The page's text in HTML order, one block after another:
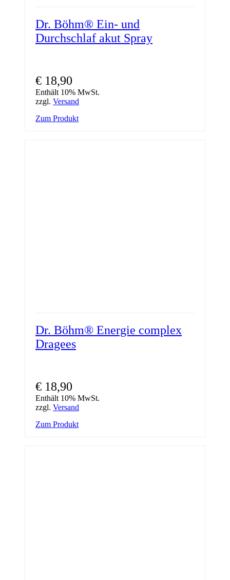
Dr. Böhm® Ein- und
Durchschlaf akut Spray
€ 18,90
Enthält 10% MwSt.
zzgl. Versand
Zum Produkt
Dr. Böhm® Energie complex
Dragees
€ 18,90
Enthält 10% MwSt.
zzgl. Versand
Zum Produkt